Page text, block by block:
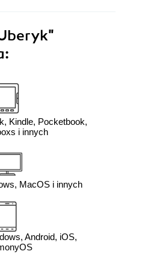
Kindle, Pocketbook,
i innych
MacOS i innych
Android, iOS,